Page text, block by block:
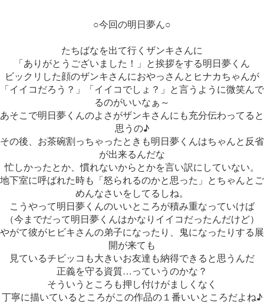
○今回の明日夢ん○
たちばなを出て行くザンキさんに
「ありがとうございました！」と挨拶をする明日夢くん
ビックリした顔のザンキさんにおやっさんとヒナカちゃんが
「イイコだろう？」「イイコでしょ？」と言うように微笑んで
るのがいいなぁ～
あそこで明日夢くんのよさがザンキさんにも充分伝わってると
思うの♪
その後、お茶碗割っちゃったときも明日夢くんはちゃんと反省
が出来るんだな
忙しかったとか、慣れないからとかを言い訳にしていない。
地下室に呼ばれた時も「怒られるのかと思った」とちゃんとご
めんなさいをしてるしね。
こうやって明日夢くんのいいところが積み重なっていけば
（今までだって明日夢くんはかなりイイコだったんだけど）
やがて彼がヒビキさんの弟子になったり、鬼になったりする展
開が来ても
見ているチビッコも大きいお友達も納得できると思うんだ
正義を守る資質…っていうのかな？
そういうところも押し付けがましくなく
丁寧に描いているところがこの作品の１番いいところだよね♪